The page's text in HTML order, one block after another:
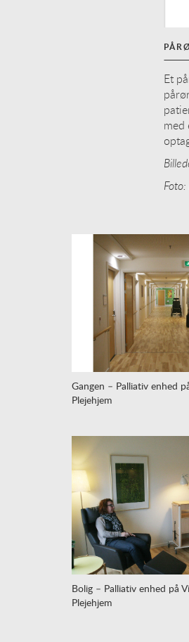
Et
med
Gangen – Palliativ enhed
Plejehjem
Bolig – Palliativ enhed på
Plejehjem